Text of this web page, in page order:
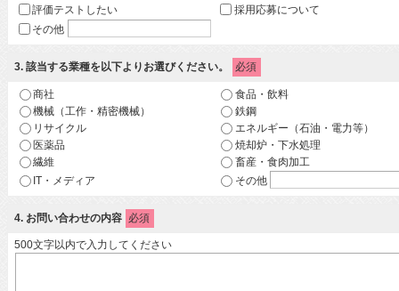
評価テストしたい
採用応募について
その他
3. 該当する業種を以下よりお選びください。 必須
商社
食品・飲料
機械（工作・精密機械）
鉄鋼
リサイクル
エネルギー（石油・電力等）
医薬品
焼却炉・下水処理
繊維
畜産・食肉加工
IT・メディア
その他
4. お問い合わせの内容 必須
500文字以内で入力してください